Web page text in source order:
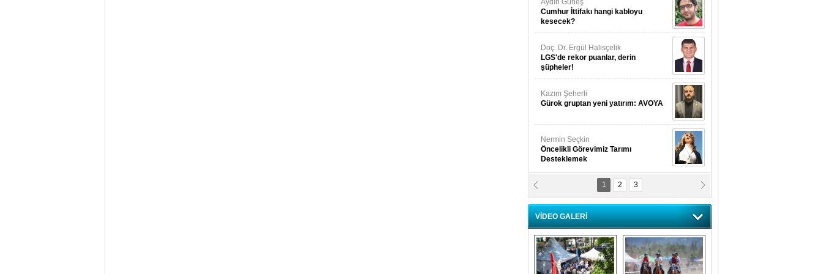
Aydın Güneş
Cumhur İttifakı hangi kabloyu
kesecek?
Doç. Dr. Ergül Halisçelik
LGS'de rekor puanlar, derin
şüpheler!
Kazım Şeherli
Gürok gruptan yeni yatırım: AVOYA
Nermin Seçkin
Öncelikli Görevimiz Tarımı
Desteklemek
Nilüfer Menekli Buzcular
Siz Hiç Kelebeklerin Sesini
Duydunuz Mu?
1 2 3
VİDEO GALERİ